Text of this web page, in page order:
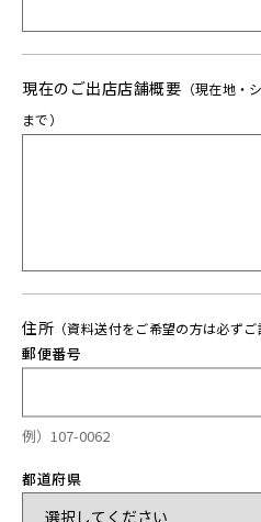
現在のご出店店舗概要 （現在地・
まで）
住所 （資料送付をご希望の方は必ずご
郵便番号
例）107-0062
都道府県